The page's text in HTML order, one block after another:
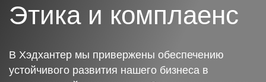
Этика и комплаенс
В Хэдхантер мы привержены обеспечению
устойчивого развития нашего бизнеса в